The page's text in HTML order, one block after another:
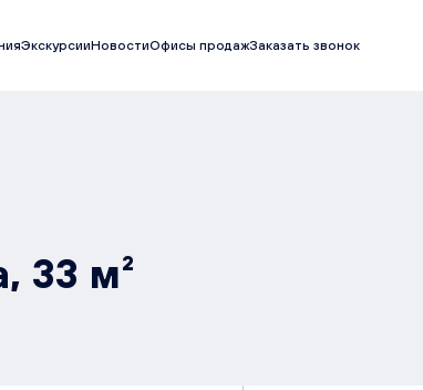
ЭкскурсииНовостиОфисы продажЗаказать звонок
33 м²